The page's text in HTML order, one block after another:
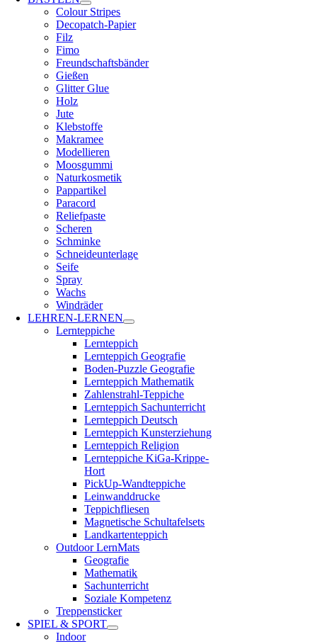
Colour Stripes
Decopatch-Papier
Filz
Fimo
Freundschaftsbänder
Gießen
Glitter Glue
Holz
Jute
Klebstoffe
Makramee
Modellieren
Moosgummi
Naturkosmetik
Pappartikel
Paracord
Reliefpaste
Scheren
Schminke
Schneideunterlage
Seife
Spray
Wachs
Windräder
LEHREN-LERNEN
Lernteppiche
Lernteppich
Lernteppich Geografie
Boden-Puzzle Geografie
Lernteppich Mathematik
Zahlenstrahl-Teppiche
Lernteppich Sachunterricht
Lernteppich Deutsch
Lernteppich Kunsterziehung
Lernteppich Religion
Lernteppiche KiGa-Krippe-
Hort
PickUp-Wandteppiche
Leinwanddrucke
Teppichfliesen
Magnetische Schultafelsets
Landkartenteppich
Outdoor LernMats
Geografie
Mathematik
Sachunterricht
Soziale Kompetenz
Treppensticker
SPIEL & SPORT
Indoor